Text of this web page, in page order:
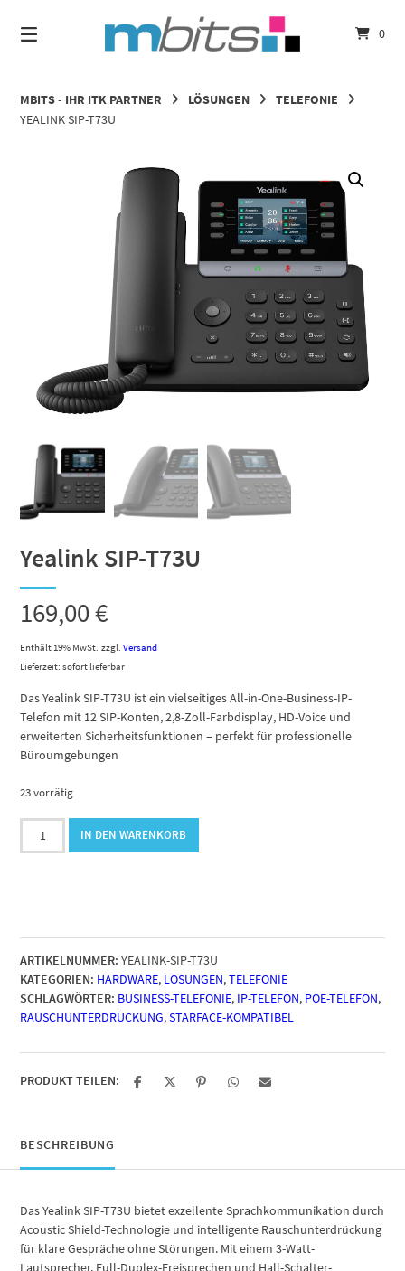
zum
Inhalt
0
MBITS - IHR ITK PARTNER LÖSUNGEN
TELEFONIE
YEALINK SIP-T73U
Yealink SIP-T73U
169,00€
Enthält 19% MwSt. zzgl.Versand
Lieferzeit: sofort lieferbar
Das Yealink SIP-T73U ist ein vielseitiges All-in-One-Business-IP-
Telefon mit 12 SIP-Konten, 2,8-Zoll-Farbdisplay, HD-Voice und
erweiterten Sicherheitsfunktionen – perfekt für professionelle
Büroumgebungen
23 vorrätig
Yealink
IN DEN WARENKORB
ARTIKELNUMMER: YEALINK-SIP-T73U
KATEGORIEN: HARDWARE, LÖSUNGEN,TELEFONIE
SCHLAGWÖRTER: BUSINESS-TELEFONIE, IP-TELEFON, POE-TELEFON,
RAUSCHUNTERDRÜCKUNG,STARFACE-KOMPATIBEL
PRODUKT TEILEN:
BESCHREIBUNG
Das Yealink SIP-T73U bietet exzellente Sprachkommunikation durch
Acoustic Shield-Technologie und intelligente Rauschunterdrückung
für klare Gespräche ohne Störungen. Mit einem 3-Watt-
Lautsprecher, Full-Duplex-Freisprechen und Hall-Schalter-